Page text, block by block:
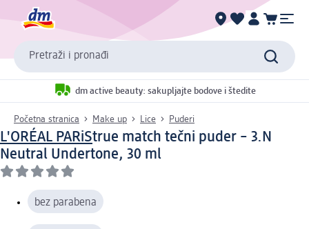
Pretraži i pronađi
dm active beauty: sakupljajte bodove i štedite
Početna stranica Make up Lice Puderi
L'ORÉAL PARiStrue match tečni puder – 3.N
Neutral Undertone, 30 ml
bez parabena